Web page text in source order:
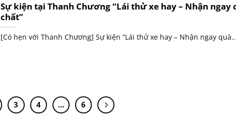
Sự kiện tại Thanh Chương “Lái thử xe hay – Nhận ngay
chất”
[Có hẹn với Thanh Chương] Sự kiện “Lái thử xe hay – Nhận ngay
3 4 … 6